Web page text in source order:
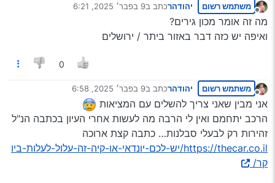
מנותק
משתמש רשום יהודהרכתב ב9 בפבר׳ 2025, 6:21
נערך לאחרונה על ידי
מה זה אומר מכון גירים?
ואיפה יש כזה דבר באזור ביתר / ירושלים
0
מנותק
משתמש רשום יהודהרכתב ב9 בפבר׳ 2025, 6:58
נערך לאחרונה על ידי
אני מבין שאני צריך להשלים עם המציאות
הרכב יתחמם ואין לי הרבה מה לעשות אחרי העיון בכתבה הנ"ל
זהירות רק לבעלי סבלנות… כתבה קצת ארוכה
https://thecar.co.il/יש-לכם-יונדאי-או-קיה-זה-עלול-לעלות-ביו
קר/